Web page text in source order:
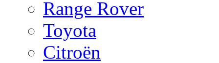
Range Rover
Toyota
Citroën